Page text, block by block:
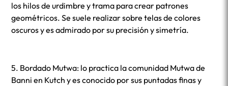
los hilos de urdimbre y trama para crear patrones
geométricos. Se suele realizar sobre telas de colores
oscuros y es admirado por su precisión y simetría.
5. Bordado Mutwa: lo practica la comunidad Mutwa de
Banni en Kutch y es conocido por sus puntadas finas y